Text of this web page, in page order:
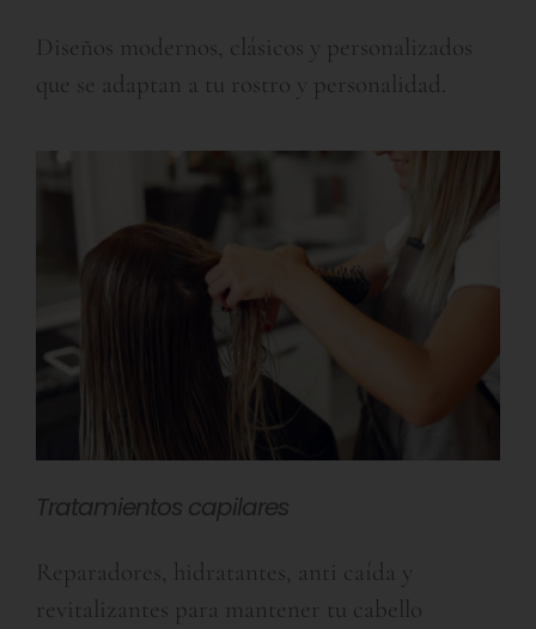
Diseños modernos, clásicos y personalizados
que se adaptan a tu rostro y personalidad.
Tratamientos capilares
Reparadores, hidratantes, anti caída y
revitalizantes para mantener tu cabello